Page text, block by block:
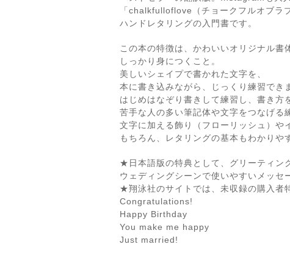
「chalkfulloflove（チョークフルオブラ
ハンドレタリングの入門書です。
この本の特徴は、かわいいオリジナル書
しっかり身につくこと。
美しいシェイプで書かれた文字を、
本に書き込みながら、じっくり練習でき
はじめはなぞり書きして練習し、書き方
苦手な人の多い筆記体や文字をつなげる
文字に加える飾り（フローリッシュ）や
もちろん、レタリングの基本もわかりや
★日本語版の特典として、グリーティン
ウェディングシーンで使いやすいメッセ
★翔泳社のサイトでは、未収録の購入者
Congratulations!
Happy Birthday
You make me happy
Just married!